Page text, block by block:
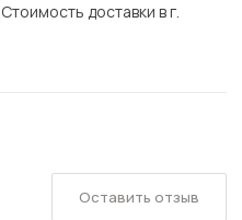
доставки в г.
Оставить отзыв